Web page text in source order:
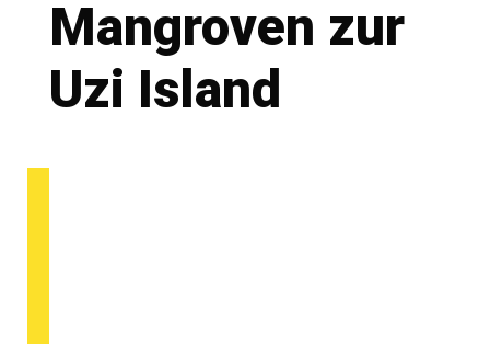
Mangroven zur
Uzi Island